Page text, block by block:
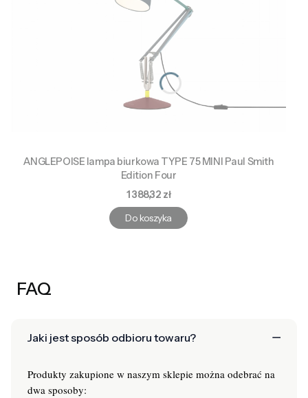
ANGLEPOISE lampa biurkowa TYPE 75 MINI Paul Smith
Edition Four
Cena
1 388,32 zł
Do koszyka
FAQ
Jaki jest sposób odbioru towaru?
Produkty zakupione w naszym sklepie można odebrać na
dwa sposoby: